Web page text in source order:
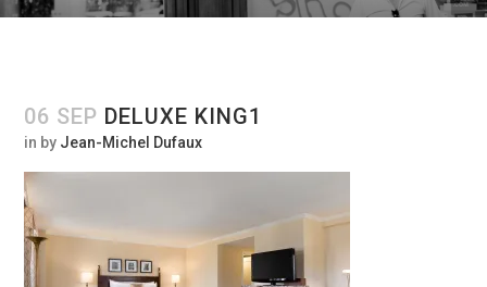
06 SEP DELUXE KING1
in by Jean-Michel Dufaux